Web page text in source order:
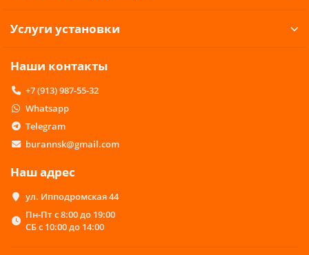
Услуги установки
Наши контакты
+7 (913) 987-55-32
Whatsapp
Telegram
burannsk@gmail.com
Наш адрес
ул. Ипподромская 44
Пн-Пт с 8:00 до 19:00
СБ с 10:00 до 14:00